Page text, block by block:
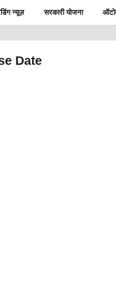
न्यूज़ सरकारी योजना
Date